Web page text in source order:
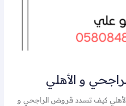
و الأهلي
كيف تسدد قروض الراجحي و